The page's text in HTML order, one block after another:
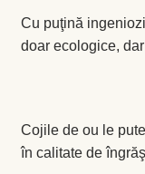
Cu puţină
doar ecologice,
Cojile de ou le
în calitate de